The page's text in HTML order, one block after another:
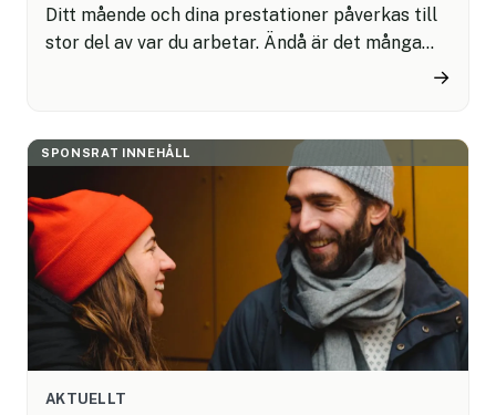
Ditt mående och dina prestationer påverkas till
stor del av var du arbetar. Ändå är det många
säsong – och först ut är ett samtal med Linus
→
SPONSRAT INNEHÅLL
AKTUELLT